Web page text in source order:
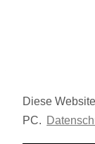
Diese
PC.